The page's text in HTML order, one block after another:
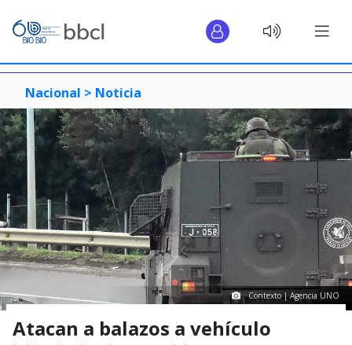
Nacional > Noticia
Contexto | Agencia UNO
Atacan a balazos a vehículo